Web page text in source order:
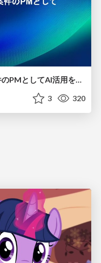
ウォーターフォール開発案件のPMとしてAI活用を模索している話
3 320